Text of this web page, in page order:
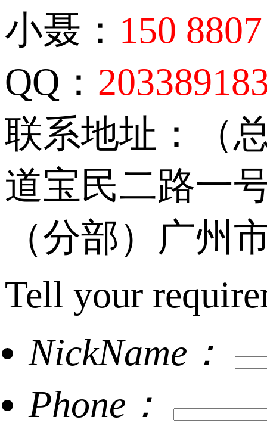
小聂： 150
QQ：
联系地址：（
道宝民二路一
（分部）广州
Tell your
NickName：
Phone：